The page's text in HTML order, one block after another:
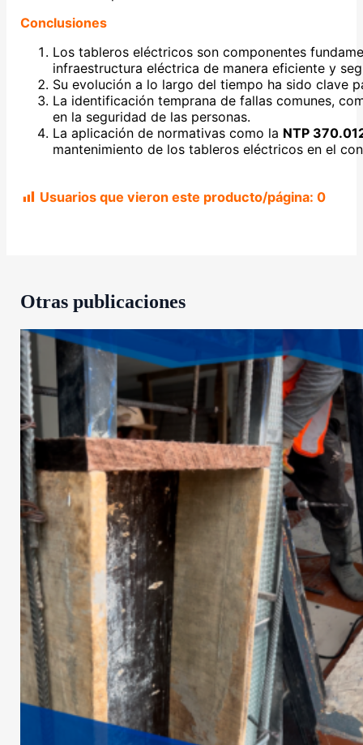
Conclusiones
Los tableros eléctricos son componentes
infraestructura eléctrica de manera eficiente y
Su evolución a lo largo del tiempo ha sido clave
La identificación temprana de fallas comunes,
en la seguridad de las personas.
La aplicación de normativas como la NTP
mantenimiento de los tableros eléctricos en el
Usuarios que vieron este producto/página: 0
Otras publicaciones